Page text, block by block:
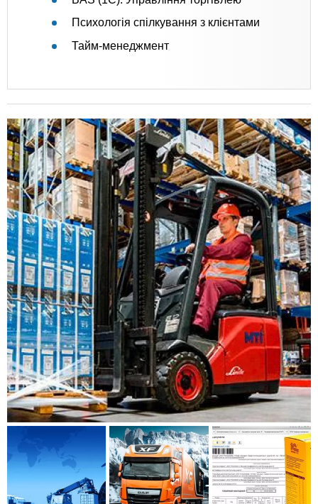
Психологія спілкування з клієнтами
Тайм-менеджмент